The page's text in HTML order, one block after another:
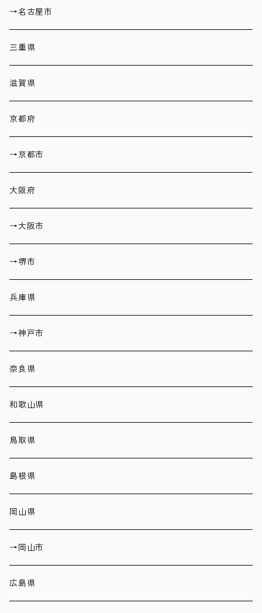
→名古屋市
三重県
滋賀県
京都府
→京都市
大阪府
→大阪市
→堺市
兵庫県
→神戸市
奈良県
和歌山県
鳥取県
島根県
岡山県
→岡山市
広島県